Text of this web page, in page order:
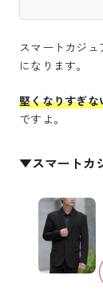
スマートカジ
になります。
堅くなりすぎ
ですよ。
▼スマートカ